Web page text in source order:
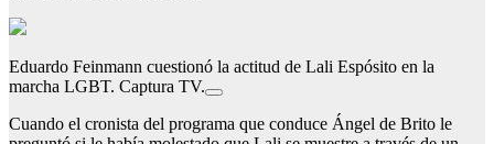
Eduardo Feinmann cuestionó la actitud de Lali Espósito en la
marcha LGBT. Captura TV.
Cuando el cronista del programa que conduce Ángel de Brito le